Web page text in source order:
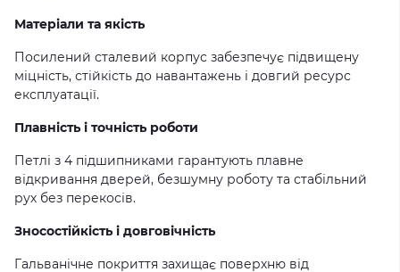
Матеріали та якість
Посилений сталевий корпус забезпечує підвищену
міцність, стійкість до навантажень і довгий ресурс
експлуатації.
Плавність і точність роботи
Петлі з 4 підшипниками гарантують плавне
відкривання дверей, безшумну роботу та стабільний
рух без перекосів.
Зносостійкість і довговічність
Гальванічне покриття захищає поверхню від